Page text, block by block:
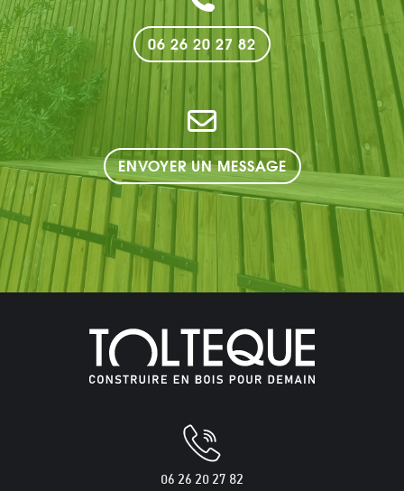
06 26 20 27 82
ENVOYER UN MESSAGE
06 26 20 27 82